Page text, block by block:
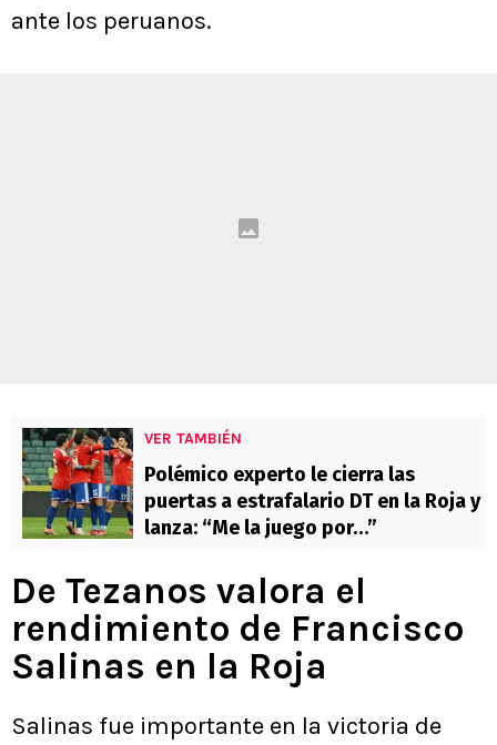
ante los peruanos.
VER TAMBIÉN
Polémico experto le cierra las
puertas a estrafalario DT en la Roja y
lanza: “Me la juego por…”
De Tezanos valora el
rendimiento de Francisco
Salinas en la Roja
Salinas fue importante en la victoria de